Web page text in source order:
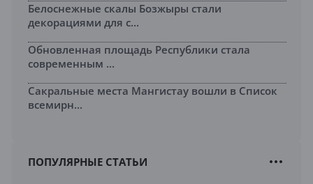
Белоснежные скалы Бозжыры стали
декорациями для с...
Обновленная площадь Республики стала
современным ...
Сакральные места Мангистау вошли в Список
всемирн...
ПОПУЛЯРНЫЕ СТАТЬИ